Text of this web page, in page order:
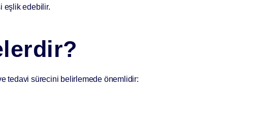
eşlik edebilir.
tedavi sürecini belirlemede önemlidir: